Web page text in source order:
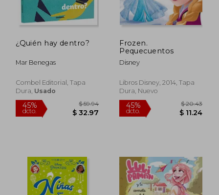
dcto. $ 23.71 dcto.
¿Quién hay dentro?
Mar Benegas
Combel Editorial, Tapa
Dura, Usado
Frozen.
Pequecuentos
Disney
Libros Disney, 2014, Tapa
Dura, Nuevo